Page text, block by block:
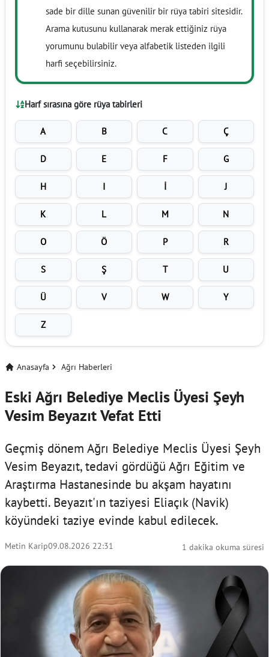
sade bir dille sunan güvenilir bir rüya tabiri sitesidir.
Arama kutusunu kullanarak merak ettiğiniz rüya
yorumunu bulabilir veya alfabetik listeden ilgili
harfi seçebilirsiniz.
Harf sırasına göre rüya tabirleri
A B C Ç
D E F G
H I İ J
K L M N
O Ö P R
S Ş T U
Ü V W Y
Z
Anasayfa Ağrı Haberleri
Eski Ağrı Belediye Meclis Üyesi Şeyh
Vesim Beyazıt Vefat Etti
Geçmiş dönem Ağrı Belediye Meclis Üyesi Şeyh
Vesim Beyazıt, tedavi gördüğü Ağrı Eğitim ve
Araştırma Hastanesinde bu akşam hayatını
kaybetti. Beyazıt'ın taziyesi Eliaçık (Navik)
köyündeki taziye evinde kabul edilecek.
Metin Karip09.08.2026 22:31 1 dakika okuma süresi